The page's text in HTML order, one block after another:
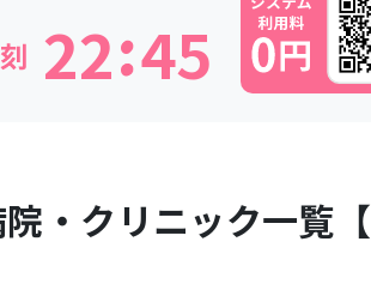
22 45
:
・クリニック一覧【